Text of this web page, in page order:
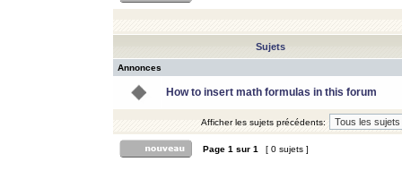
Sujets
Annonces
How to insert math formulas in this forum
Afficher les sujets précédents:
Page 1 sur 1 [ 0 sujets ]